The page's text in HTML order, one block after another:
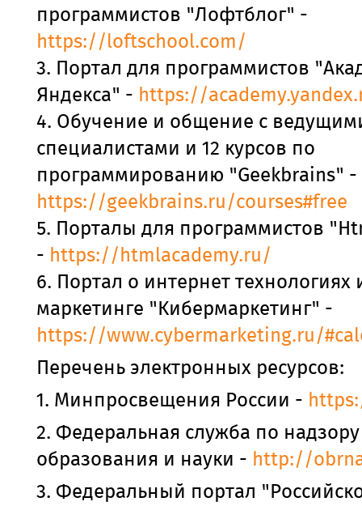
программистов "Лофтблог" -
https://loftschool.com/
3. Портал для программистов
Яндекса" - https://
4. Обучение и общение с
специалистами и 12 курсов по
программированию "Geekbrains" -
https://geekbrains.ru/courses#free
5. Порталы для программистов
- https://htmlacademy.ru/
6. Портал о интернет технологиях
маркетинге "Кибермаркетинг" -
https://www.cybermarketing.ru/
Перечень электронных ресурсов:
1. Минпросвещения России -
2. Федеральная служба по
образования и науки - http://
3. Федеральный портал